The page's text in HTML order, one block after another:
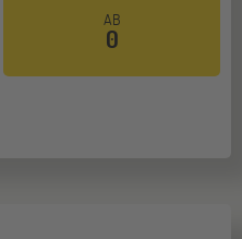
AB
0